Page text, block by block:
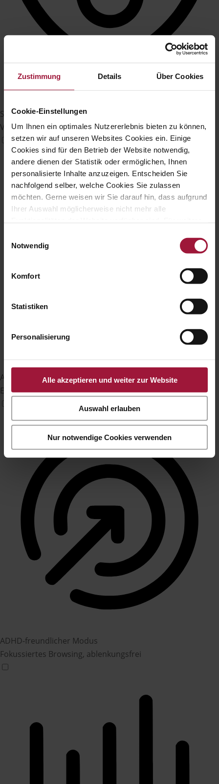
Zustimmung Details Über Cookies
Cookie-Einstellungen
Um Ihnen ein optimales Nutzererlebnis bieten zu können,
setzen wir auf unseren Websites Cookies ein. Einige
Cookies sind für den Betrieb der Website notwendig,
andere dienen der Statistik oder ermöglichen, Ihnen
personalisierte Inhalte anzuzeigen. Entscheiden Sie
nachfolgend selber, welche Cookies Sie zulassen
möchten. Gerne weisen wir Sie darauf hin, dass aufgrund
Ihrer Auswahl möglicherweise nicht mehr alle
Datenschutzerklärung und Cookie Policy.
Notwendig
Komfort
Statistiken
Personalisierung
Alle akzeptieren und weiter zur Website
Auswahl erlauben
Nur notwendige Cookies verwenden
Sehbehinderten-Modus
Verbessert die visuellen Elemente der Website
Anfallssicheres Profil
Entfernt Blitze und reduziert Farben
ADHD-freundlicher Modus
Fokussiertes Browsing, ablenkungsfrei